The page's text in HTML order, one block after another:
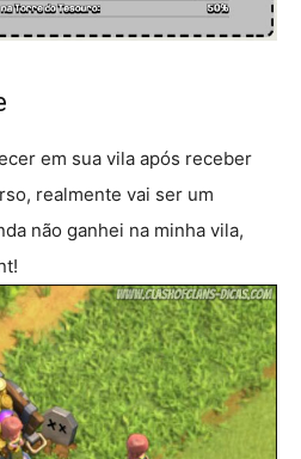
em sua vila após receber
realmente vai ser um
não ganhei na minha vila,